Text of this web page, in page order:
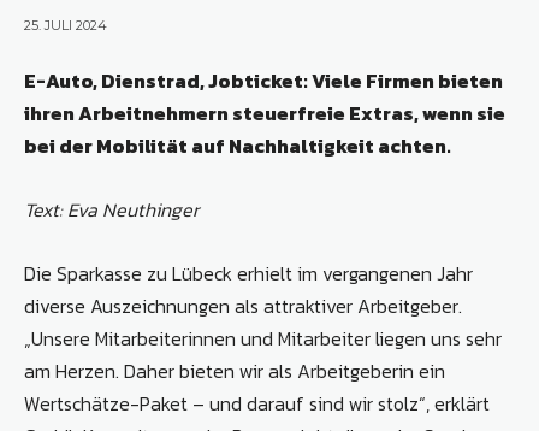
25. JULI 2024
E-Auto, Dienstrad, Jobticket: Viele Firmen bieten
ihren Arbeitnehmern steuerfreie Extras, wenn sie
bei der Mobilität auf Nachhaltigkeit achten.
Text: Eva Neuthinger
Die Sparkasse zu Lübeck erhielt im vergangenen Jahr
diverse Auszeichnungen als attraktiver Arbeitgeber.
„Unsere Mitarbeiterinnen und Mitarbeiter liegen uns sehr
am Herzen. Daher bieten wir als Arbeitgeberin ein
Wertschätze-Paket – und darauf sind wir stolz“, erklärt